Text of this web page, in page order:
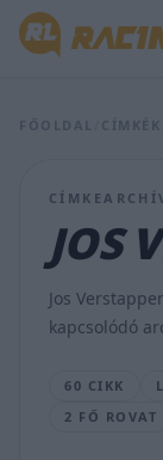
FŐOLDAL CÍMKÉK
JOS
Jos
kapcsolódó
60 CIKK
2 FŐ ROVAT
Meglepő
Jos
amely
egy
szerelőt
is
lángba
borított
2026.